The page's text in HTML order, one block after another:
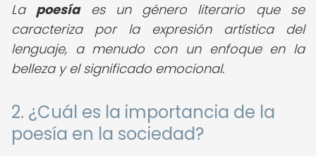
La poesíaes un género literario que se
caracteriza por la expresión artística del
lenguaje, a menudo con un enfoque en la
belleza y el significado emocional.
2. ¿Cuál es la importancia de la
poesía en la sociedad?